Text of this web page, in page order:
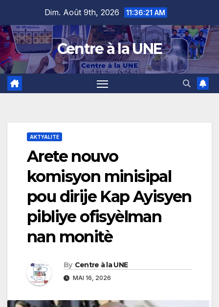
content
Dim. Août 9th, 2026 11:36:22 AM
Centre à la UNE
AKTYALITE
Arete nouvo
komisyon minisipal
pou dirije Kap Ayisyen
pibliye ofisyèlman
nan monitè
By Centre à la UNE
MAI 16, 2026